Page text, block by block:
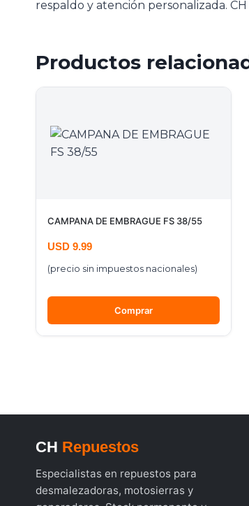
respaldo y atención personalizada.
Productos
CAMPANA DE EMBRAGUE FS 38/55
USD 9.99
(precio sin impuestos nacionales)
Comprar
CH Repuestos
Especialistas en repuestos para
desmalezadoras, motosierras y